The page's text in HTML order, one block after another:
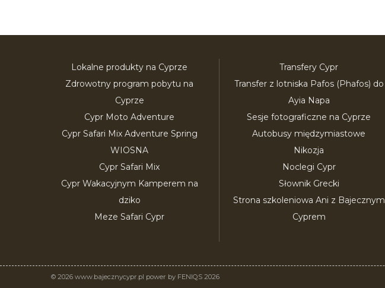
Lokalne produkty na Cyprze
Zdrowotny program pobytu na
Cyprze
Cypr Moto Adventure
Cypr Safari Mix Adventure Spring
WIOSNA
Cypr Safari Mix
Cypr Wakacyjnym Kamperem na
dziko
Meze Safari Cypr
Transfery Cypr
Transfer z lotniska Pafos (Phafos) do
Ayia Napa
Sesje fotograficzne na Cyprze
Autobusy międzymiastowe
Nikozja
Noclegi Cypr
Słownik Grecki
Strona szkoleniowa Ani z Bajecznym
Cyprem
© 2026 www.bajecznycypr.pl power by FENIQS 2026